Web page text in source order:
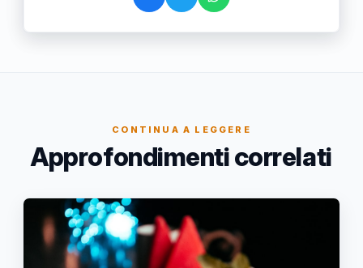
CONTINUA A LEGGERE
Approfondimenti correlati